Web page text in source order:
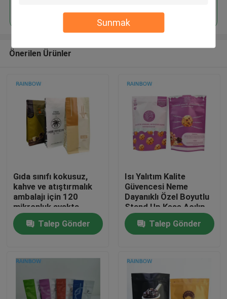
Sunmak
Evde
Ürün
Bizim Hakkımızda
Önerilen Ürünler
Gıda sınıfı kokusuz,
kahve ve atıştırmalık
ambalajı için 120
mikronluk ayakta
duran poşet
Talep Gönder
Isı Yalıtım Kalite
Güvencesi Neme
Dayanıklı Özel Boyutlu
Stand Up Kese Açılıp
Kapanabilir Gıda
TorbasıTalep Gönder